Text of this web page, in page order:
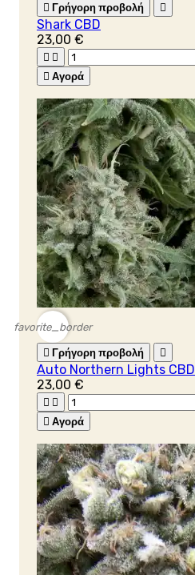
 Γρήγορη προβολή 
Shark CBD
23,00 €
 
 Αγορά
favorite_border
 Γρήγορη προβολή 
Auto Northern Lights CBD
23,00 €
 
 Αγορά